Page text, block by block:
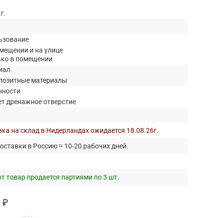
и на улице
в помещении
материалы
дренажное отверстие
на склад в Нидерландах ожидается 18.08.26г.
в Россию ≈ 10-20 рабочих дней.
товар продается партиями по 3 шт.
₽